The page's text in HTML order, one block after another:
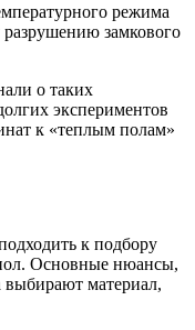
режима
замкового
о таких
экспериментов
к «теплым полам»
к подбору
Основные нюансы,
выбирают материал,